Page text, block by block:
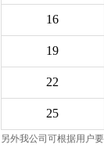
16
19
22
25
另外我公司可根据用户